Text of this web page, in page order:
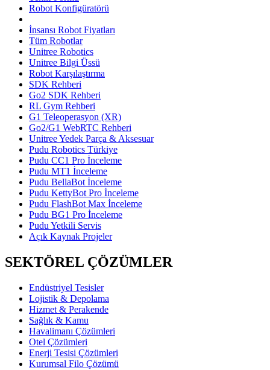
Robot Konfigüratörü
İnsansı Robot Fiyatları
Tüm Robotlar
Unitree Robotics
Unitree Bilgi Üssü
Robot Karşılaştırma
SDK Rehberi
Go2 SDK Rehberi
RL Gym Rehberi
G1 Teleoperasyon (XR)
Go2/G1 WebRTC Rehberi
Unitree Yedek Parça & Aksesuar
Pudu Robotics Türkiye
Pudu CC1 Pro İnceleme
Pudu MT1 İnceleme
Pudu BellaBot İnceleme
Pudu KettyBot Pro İnceleme
Pudu FlashBot Max İnceleme
Pudu BG1 Pro İnceleme
Pudu Yetkili Servis
Açık Kaynak Projeler
SEKTÖREL ÇÖZÜMLER
Endüstriyel Tesisler
Lojistik & Depolama
Hizmet & Perakende
Sağlık & Kamu
Havalimanı Çözümleri
Otel Çözümleri
Enerji Tesisi Çözümleri
Kurumsal Filo Çözümü